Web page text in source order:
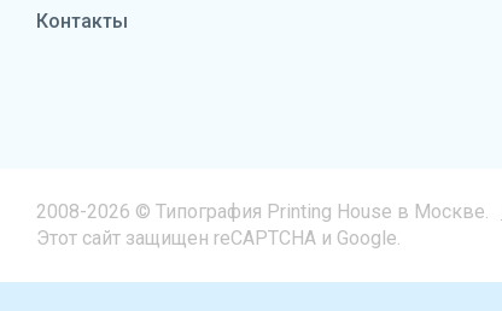
Контакты
2008-2026 © Типография Printing House в Москве.
Этот сайт защищен reCAPTCHA и Google.